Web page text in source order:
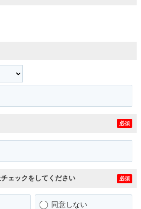
必須
ェックをしてください 必須
同意しない